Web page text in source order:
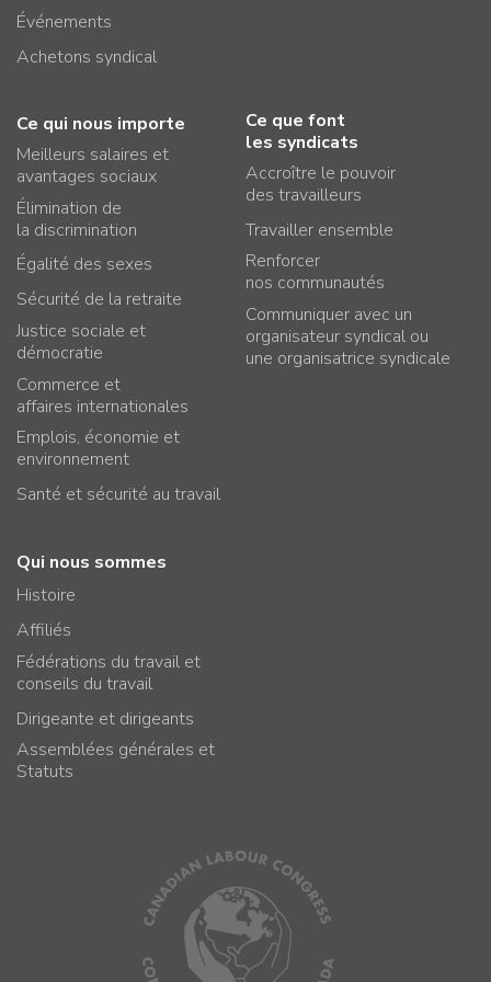
Événements
Achetons syndical
Ce qui nous importe
Meilleurs salaires et
avantages sociaux
Élimination de
la discrimination
Égalité des sexes
Sécurité de la retraite
Justice sociale et
démocratie
Commerce et
affaires internationales
Emplois, économie et
environnement
Santé et sécurité au travail
Ce que font
les syndicats
Accroître le pouvoir
des travailleurs
Travailler ensemble
Renforcer
nos communautés
Communiquer avec un
organisateur syndical ou
une organisatrice syndicale
Qui nous sommes
Histoire
Affiliés
Fédérations du travail et
conseils du travail
Dirigeante et dirigeants
Assemblées générales et
Statuts